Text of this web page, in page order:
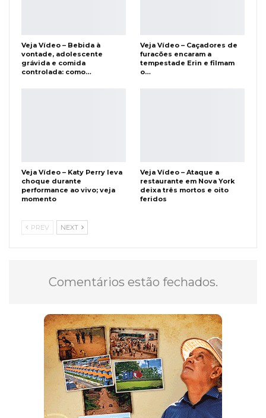
Veja Vídeo – Bebida à
vontade, adolescente
grávida e comida
controlada: como…
Veja Vídeo – Caçadores de
furacões encaram a
tempestade Erin e filmam
o…
Veja Vídeo – Katy Perry leva
choque durante
performance ao vivo; veja
momento
Veja Vídeo – Ataque a
restaurante em Nova York
deixa três mortos e oito
feridos
PREV NEXT
Comentários estão fechados.